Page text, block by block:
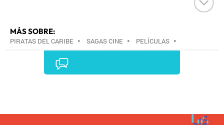
MÁS SOBRE:
PIRATAS DEL CARIBE • SAGAS CINE • PELÍCULAS •